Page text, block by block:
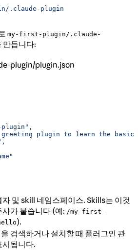
.claude-plugin
my-first-plugin/.claude-
만듭니다:
plugin/plugin.json
,
greeting plugin to learn the
,
자 및 skill 네임스페이스. Skills는 이것
사가 붙습니다 (예: /my-first-
).
검색하거나 설치할 때 플러그인 관
시됩니다.